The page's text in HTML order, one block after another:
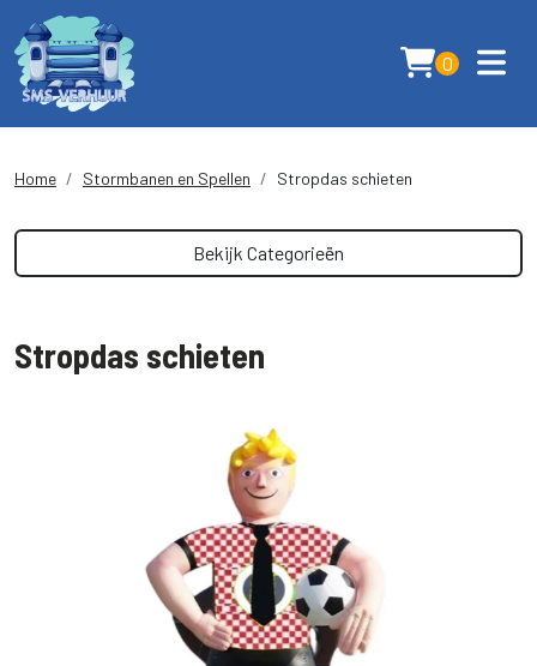
0
Home Stormbanen en Spellen Stropdas schieten
Bekijk Categorieën
Stropdas schieten